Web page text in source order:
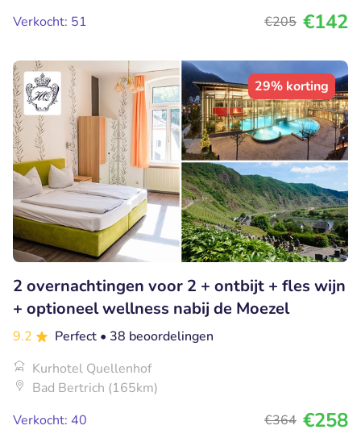
Verkocht: 51
€205 €142
29% korting
2 overnachtingen voor 2 + ontbijt + fles wijn
+ optioneel wellness nabij de Moezel
9.2 Perfect • 38 beoordelingen
Kurhotel Quellenhof
Bad Bertrich (165km)
Verkocht: 40
€364 €258